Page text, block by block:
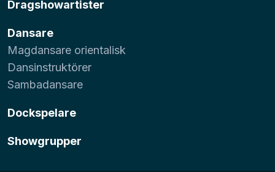
Dragshowartister
Dansare
Magdansare orientalisk
Dansinstruktörer
Sambadansare
Dockspelare
Showgrupper